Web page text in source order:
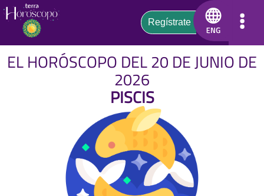
EL HORÓSCOPO DEL 20 DE JUNIO DE
2026
PISCIS